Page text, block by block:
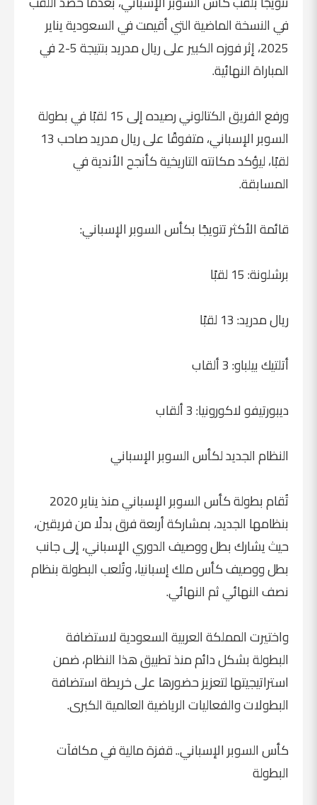
في النسخة الماضية التي أقيمت في السعودية يناير
2025، إثر فوزه الكبير على ريال مدريد بنتيجة 5-2 في
المباراة النهائية.
ورفع الفريق الكتالوني رصيده إلى 15 لقبًا في بطولة
السوبر الإسباني، متفوقًا على ريال مدريد صاحب 13
لقبًا، ليؤكد مكانته التاريخية كأنجح الأندية في
المسابقة.
قائمة الأكثر تتويجًا بكأس السوبر الإسباني:
برشلونة: 15 لقبًا
ريال مدريد: 13 لقبًا
أتلتيك بيلباو: 3 ألقاب
ديبورتيفو لاكورونيا: 3 ألقاب
النظام الجديد لكأس السوبر الإسباني
تُقام بطولة كأس السوبر الإسباني منذ يناير 2020
بنظامها الجديد، بمشاركة أربعة فرق بدلًا من فريقين،
حيث يشارك بطل ووصيف الدوري الإسباني، إلى جانب
بطل ووصيف كأس ملك إسبانيا، وتُلعب البطولة بنظام
نصف النهائي ثم النهائي.
واختيرت المملكة العربية السعودية لاستضافة
البطولة بشكل دائم منذ تطبيق هذا النظام، ضمن
استراتيجيتها لتعزيز حضورها على خريطة استضافة
البطولات والفعاليات الرياضية العالمية الكبرى.
كأس السوبر الإسباني.. قفزة مالية في مكافآت
البطولة